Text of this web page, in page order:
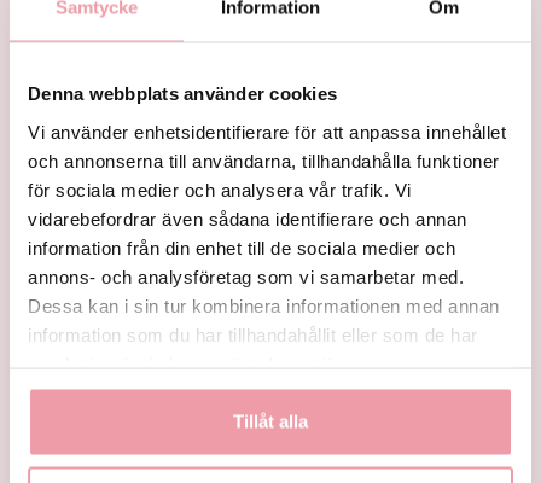
Samtycke Information Om
Denna webbplats använder cookies
Vi använder enhetsidentifierare för att anpassa innehållet
och annonserna till användarna, tillhandahålla funktioner
för sociala medier och analysera vår trafik. Vi
vidarebefordrar även sådana identifierare och annan
information från din enhet till de sociala medier och
annons- och analysföretag som vi samarbetar med.
Dessa kan i sin tur kombinera informationen med annan
information som du har tillhandahållit eller som de har
Tillåt alla
fr.1 595 kr
KÖP
Älskade vän
fr.1 595 kr
KÖP